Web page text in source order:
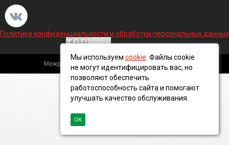
Политика конфиденциальности и обработки персональных данных
Межрегиональная кабельная компания, 2016 ©
Мы используем cookie . Файлы cookie
не могут идентифицировать вас, но
позволяют обеспечить
работоспособность сайта и помогают
улучшать качество обслуживания.
ОК